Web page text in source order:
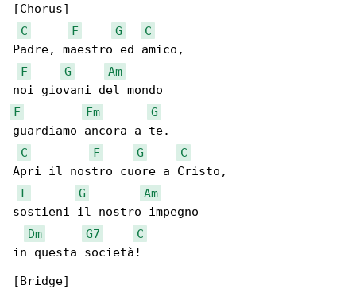
[Chorus]
C
F G
C
Padre, maestro ed amico,
F
G
Am
F
Fm
G
guardiamo ancora a te.
C
F G
C
Apri il nostro cuore a Cristo,
F
G
Am
sostieni il nostro impegno
Dm
G7
C
in questa società!